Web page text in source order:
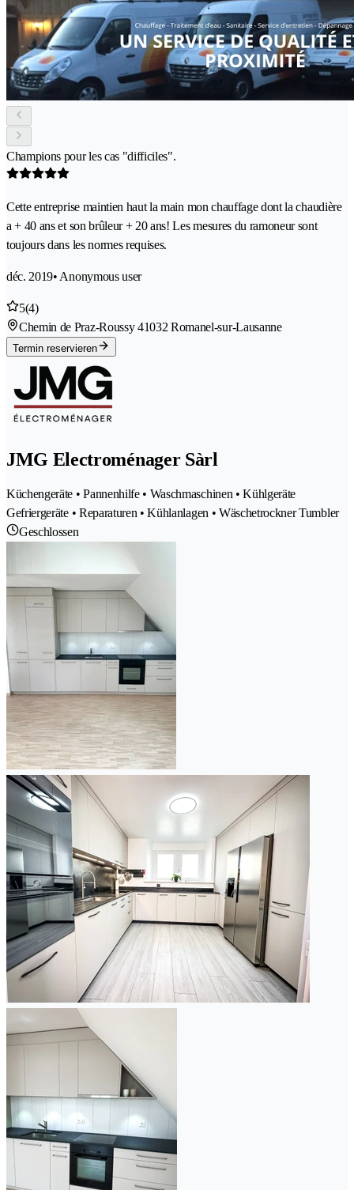
Champions pour les cas "difficiles".
Cette entreprise maintien haut la main mon chauffage dont la chaudière
a + 40 ans et son brûleur + 20 ans! Les mesures du ramoneur sont
toujours dans les normes requises.
déc. 2019• Anonymous user
5(4)
Chemin de Praz-Roussy 41032 Romanel-sur-Lausanne
Termin reservieren
JMG Electroménager Sàrl
Küchengeräte • Pannenhilfe • Waschmaschinen • Kühlgeräte
Gefriergeräte • Reparaturen • Kühlanlagen • Wäschetrockner Tumbler
Geschlossen